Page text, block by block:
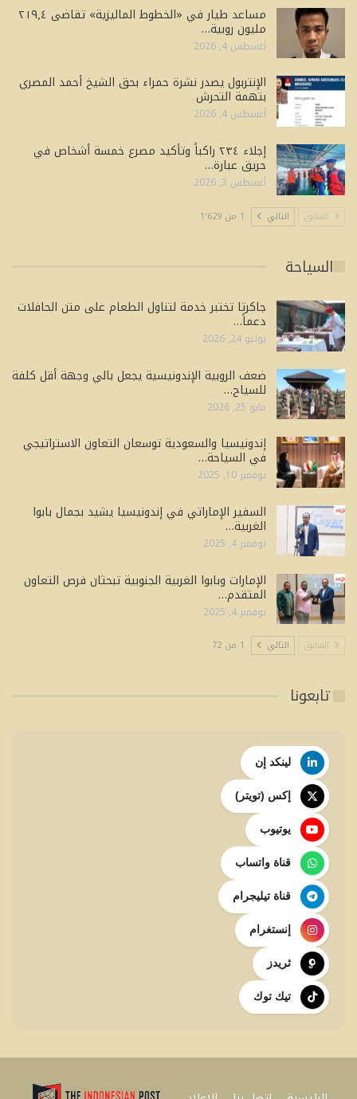
مساعد طيار في «الخطوط الماليزية» تقاضى ٢١٩٫٤
مليون روبية…
أغسطس 4, 2026
الإنتربول يصدر نشرة حمراء بحق الشيخ أحمد المصري
بتهمة التحرش
أغسطس 4, 2026
إجلاء ٢٣٤ راكباً وتأكيد مصرع خمسة أشخاص في
حريق عبارة…
أغسطس 3, 2026
السابق التالي 1 من 1٬629
السياحة
جاكرتا تختبر خدمة لتناول الطعام على متن الحافلات
دعماً…
يوليو 24, 2026
ضعف الروبية الإندونيسية يجعل بالي وجهة أقل كلفة
للسياح…
مايو 25, 2026
إندونيسيا والسعودية توسعان التعاون الاستراتيجي
في السياحة…
نوفمبر 10, 2025
السفير الإماراتي في إندونيسيا يشيد بجمال بابوا
الغربية…
نوفمبر 4, 2025
الإمارات وبابوا الغربية الجنوبية تبحثان فرص التعاون
المتقدم…
نوفمبر 4, 2025
السابق التالي 1 من 72
تابعونا
لينكد إن
إكس (تويتر)
يوتيوب
قناة واتساب
قناة تيليجرام
إنستغرام
ثريدز
تيك توك